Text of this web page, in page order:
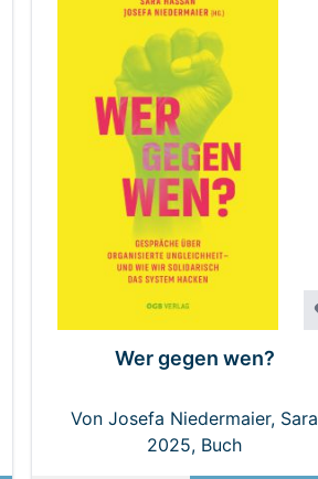
Wer gegen wen?
Von Josefa Niedermaier, Sara
Hassan
2025, Buch